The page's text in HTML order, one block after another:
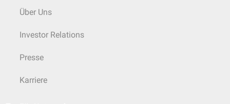
Über Uns
Investor Relations
Presse
Karriere